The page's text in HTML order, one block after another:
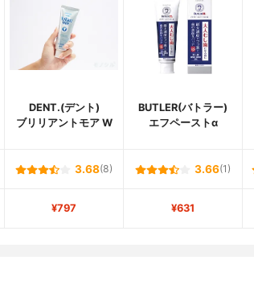
DENT.(デント)
ブリリアントモア W
BUTLER(バトラー)
エフペーストα
3.68(8) 3.66(1)
¥797 ¥631